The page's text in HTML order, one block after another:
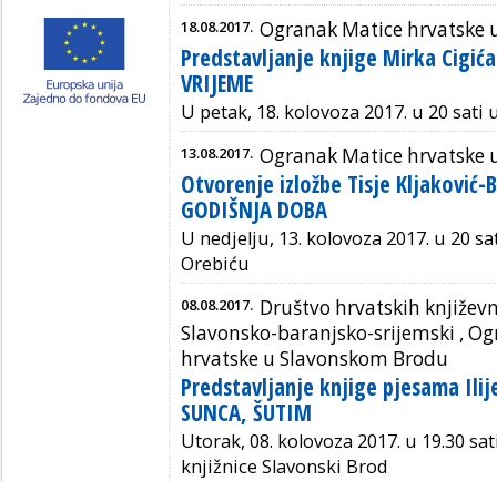
18.08.2017. Ogranak Matice hrvatske
Predstavljanje knjige Mirka Cigića
VRIJEME
U petak, 18. kolovoza 2017. u 20 sati
13.08.2017. Ogranak Matice hrvatske
Otvorenje izložbe Tisje Kljaković-
GODIŠNJA DOBA
U nedjelju, 13. kolovoza 2017. u 20
Orebiću
08.08.2017. Društvo hrvatskih
Slavonsko-baranjsko-srijemski ,
hrvatske u Slavonskom Brodu
Predstavljanje knjige pjesama
SUNCA, ŠUTIM
Utorak, 08. kolovoza 2017. u 19.30
knjižnice Slavonski Brod